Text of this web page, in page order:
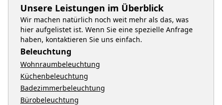
Unsere Leistungen im Überblick
Wir machen natürlich noch weit mehr als das, was
hier aufgelistet ist. Wenn Sie eine spezielle Anfrage
haben, kontaktieren Sie uns einfach.
Beleuchtung
Wohnraumbeleuchtung
Küchenbeleuchtung
Badezimmerbeleuchtung
Bürobeleuchtung